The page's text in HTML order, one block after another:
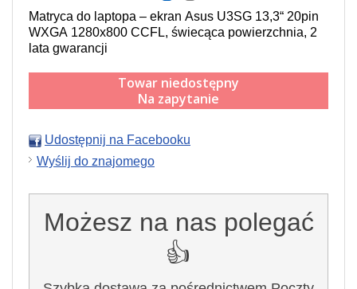
Matryca do laptopa – ekran Asus U3SG 13,3“ 20pin
WXGA 1280x800 CCFL, świecąca powierzchnia, 2
lata gwarancji
Towar niedostępny
Na zapytanie
Udostępnij na Facebooku
Wyślij do znajomego
Możesz na nas polegać
👍